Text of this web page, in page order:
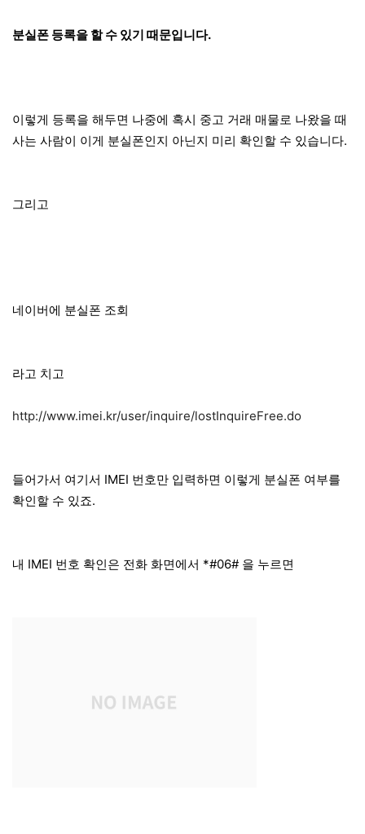
분실폰 등록을 할 수 있기 때문입니다.
이렇게 등록을 해두면 나중에 혹시 중고 거래 매물로 나왔을 때
사는 사람이 이게 분실폰인지 아닌지 미리 확인할 수 있습니다.
그리고
네이버에 분실폰 조회
라고 치고
http://www.imei.kr/user/inquire/lostInquireFree.do
들어가서 여기서 IMEI 번호만 입력하면 이렇게 분실폰 여부를
확인할 수 있죠.
내 IMEI 번호 확인은 전화 화면에서 *#06# 을 누르면